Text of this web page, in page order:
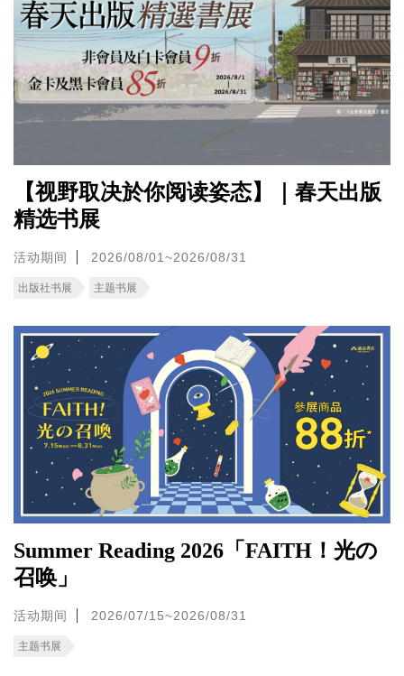
【视野取决於你阅读姿态】｜春天出版
精选书展
活动期间 2026/08/01~2026/08/31
出版社书展 主题书展
Summer Reading 2026「FAITH！光の
召唤」
活动期间 2026/07/15~2026/08/31
主题书展